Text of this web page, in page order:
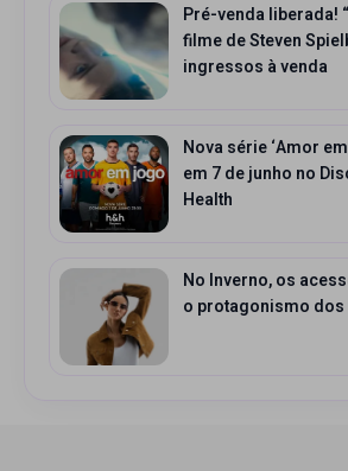
Pré-venda liberada!
filme de Steven
ingressos à venda
Nova série ‘Amor
em 7 de junho no
Health
No Inverno, os
o protagonismo